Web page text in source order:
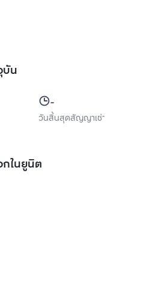
บัน
-
วันสิ้นสุดสัญญาเช่า
ในยูนิต